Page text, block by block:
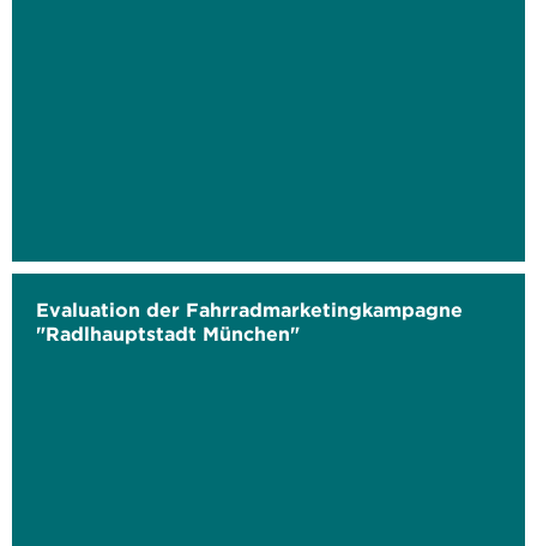
Evaluation der Fahrradmarketingkampagne
"Radlhauptstadt München"